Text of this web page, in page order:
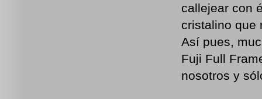
callejear con
cristalino que
Así pues,
Fuji Full
nosotros y